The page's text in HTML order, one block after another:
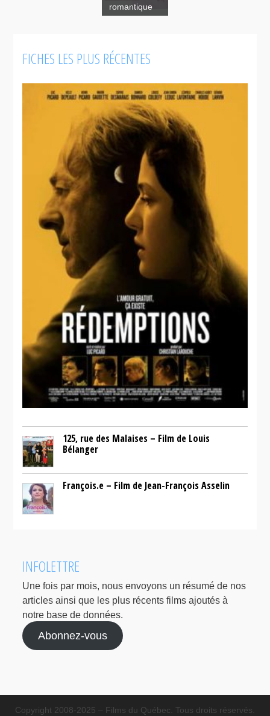
romantique
FICHES LES PLUS RÉCENTES
125, rue des Malaises – Film de Louis
Bélanger
François.e – Film de Jean-François Asselin
INFOLETTRE
Une fois par mois, nous envoyons un résumé de nos
articles ainsi que les plus récents films ajoutés à
notre base de données.
Abonnez-vous
Copyright 2008-2025 – Films du Québec. Tous droits réservés.